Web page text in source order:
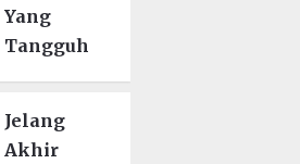
Yang
Tangguh
Jelang
Akhir